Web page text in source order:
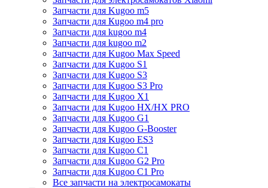
Запчасти для Kugoo m5
Запчасти для Кugoo m4 pro
Запчасти для kugoo m4
Запчасти для kugoo m2
Запчасти для Kugoo Max Speed
Запчасти для Kugoo S1
Запчасти для Kugoo S3
Запчасти для Kugoo S3 Pro
Запчасти для Kugoo X1
Запчасти для Kugoo HX/HX PRO
Запчасти для Kugoo G1
Запчасти для Kugoo G-Booster
Запчасти для Kugoo ES3
Запчасти для Kugoo C1
Запчасти для Kugoo G2 Pro
Запчасти для Kugoo C1 Pro
Все запчасти на электросамокаты